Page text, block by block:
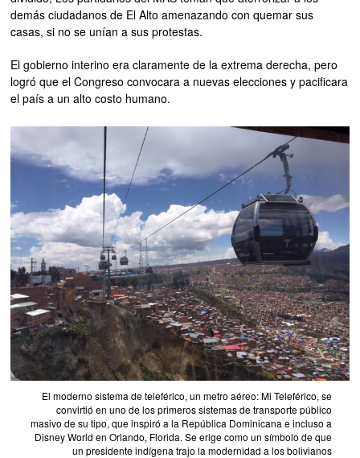
demás ciudadanos de El Alto amenazando con quemar sus
casas, si no se unían a sus protestas.
El gobierno interino era claramente de la extrema derecha, pero
logró que el Congreso convocara a nuevas elecciones y pacificara
el país a un alto costo humano.
El moderno sistema de teleférico, un metro aéreo: Mi Teleférico, se
convirtió en uno de los primeros sistemas de transporte público
masivo de su tipo, que inspiró a la República Dominicana e incluso a
Disney World en Orlando, Florida. Se erige como un símbolo de que
un presidente indígena trajo la modernidad a los bolivianos